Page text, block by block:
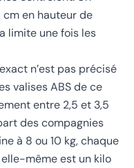
en hauteur de
limite une fois les
n’est pas précisé
valises ABS de ce
entre 2,5 et 3,5
des compagnies
à 8 ou 10 kg, chaque
même est un kilo